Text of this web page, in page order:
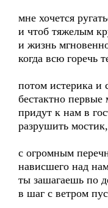
мне хочется
и чтоб тяжелым
и жизнь
когда всю горечь
потом истерика и
бестактно первые
придут к нам в
разрушить
с огромным
нависшего над
ты зашагаешь по
в шаг с ветром